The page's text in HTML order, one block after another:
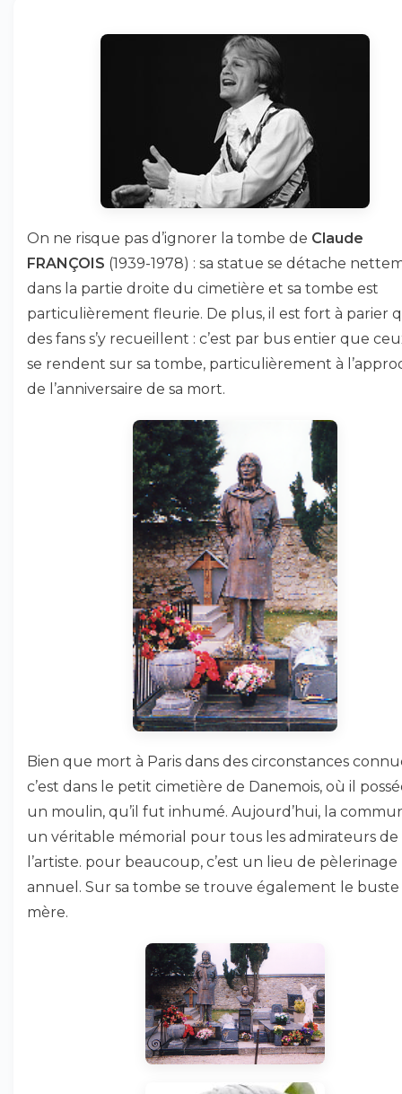
On ne risque pas d’ignorer la tombe de Claude
FRANÇOIS (1939-1978) : sa statue se détache
dans la partie droite du cimetière et sa tombe est
particulièrement fleurie. De plus, il est fort à parier
des fans s’y recueillent : c’est par bus entier que
se rendent sur sa tombe, particulièrement à
de l’anniversaire de sa mort.
Bien que mort à Paris dans des circonstances
c’est dans le petit cimetière de Danemois, où il
un moulin, qu’il fut inhumé. Aujourd’hui, la
un véritable mémorial pour tous les admirateurs de
l’artiste. pour beaucoup, c’est un lieu de pèlerinage
annuel. Sur sa tombe se trouve également le buste
mère.